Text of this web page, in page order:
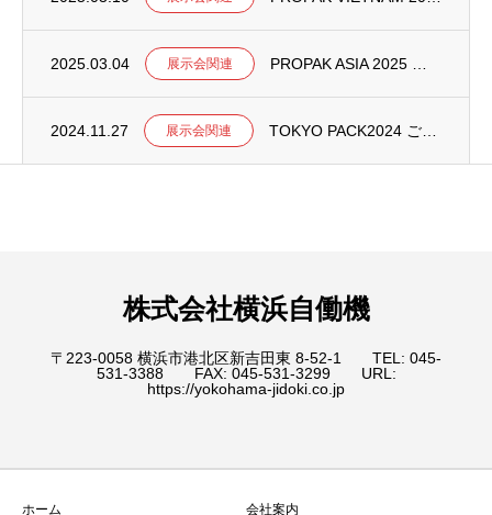
2025.03.04 展示会関連
2024.11.27 展示会関連
株式会社横浜自働機
〒223-0058 横浜市港北区新吉田東 8-52-1 TEL: 045-
531-3388 FAX: 045-531-3299 URL:
https://yokohama-jidoki.co.jp
ホーム 会社案内